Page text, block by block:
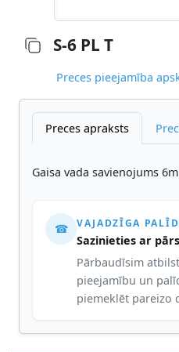
S-6 PL T
Preces pieejamība
Preces apraksts
Gaisa vada savienojums
☎ VAJADZĪGA
Sazinieties ar
Pārbaudīsim
pieejamību un
piemeklēt pareizo